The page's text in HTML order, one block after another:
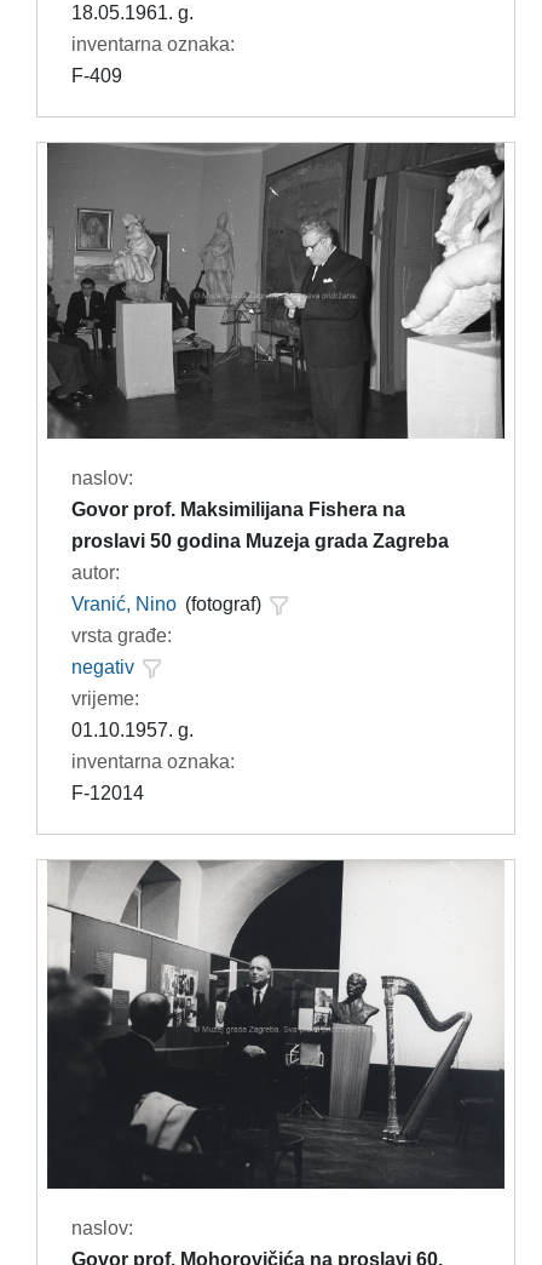
18.05.1961. g.
inventarna oznaka:
F-409
naslov:
Govor prof. Maksimilijana Fishera na
proslavi 50 godina Muzeja grada Zagreba
autor:
Vranić, Nino (fotograf)
vrsta građe:
negativ
vrijeme:
01.10.1957. g.
inventarna oznaka:
F-12014
naslov:
Govor prof. Mohorovičića na proslavi 60.